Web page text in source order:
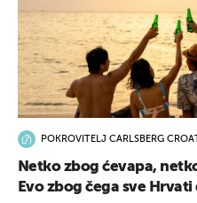
POKROVITELJ CARLSBERG
Netko zbog ćevapa,
Evo zbog čega sve